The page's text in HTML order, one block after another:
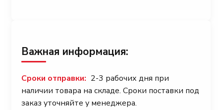
Важная информация:
Сроки отправки: 2-3 рабочих дня при
наличии товара на складе. Сроки поставки под
заказ уточняйте у менеджера.